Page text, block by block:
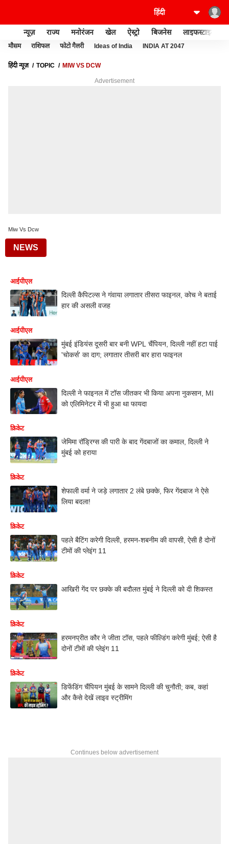
न्यूज़ राज्य मनोरंजन खेल ऐस्ट्रो बिजनेस लाइफस्टाइल
मौसम राशिफल फोटो गैलरी Ideas of India INDIA AT 2047
हिंदी न्यूज़ TOPIC MIW VS DCW
Advertisement
Miw Vs Dcw
NEWS
आईपीएल
दिल्ली कैपिटल्स ने गंवाया लगातार तीसरा फाइनल, कोच ने बताई
हार की असली वजह
आईपीएल
मुंबई इंडियंस दूसरी बार बनी WPL चैंपियन, दिल्ली नहीं हटा पाई
'चोकर्स' का दाग; लगातार तीसरी बार हारा फाइनल
आईपीएल
दिल्ली ने फाइनल में टॉस जीतकर भी किया अपना नुकसान, MI
को एलिमिनेटर में भी हुआ था फायदा
क्रिकेट
जेमिमा रॉड्रिग्स की पारी के बाद गेंदबाजों का कमाल, दिल्ली ने
मुंबई को हराया
क्रिकेट
शेफाली वर्मा ने जड़े लगातार 2 लंबे छक्के, फिर गेंदबाज ने ऐसे
लिया बदला!
क्रिकेट
पहले बैटिंग करेगी दिल्ली, हरमन-शबनीम की वापसी, ऐसी है दोनों
टीमों की प्लेइंग 11
क्रिकेट
आखिरी गेंद पर छक्के की बदौलत मुंबई ने दिल्ली को दी शिकस्त
क्रिकेट
हरमनप्रीत कौर ने जीता टॉस, पहले फील्डिंग करेगी मुंबई; ऐसी है
दोनों टीमों की प्लेइंग 11
क्रिकेट
डिफेंडिंग चैंपियन मुंबई के सामने दिल्ली की चुनौती; कब, कहां
और कैसे देखें लाइव स्ट्रीमिंग
Continues below advertisement